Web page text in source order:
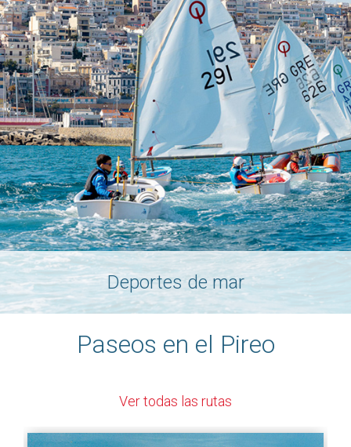
Deportes de mar
Paseos en el Pireo
Ver todas las rutas